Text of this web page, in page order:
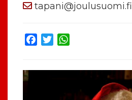
tapani@joulusuomi.fi
Facebook
Twitter